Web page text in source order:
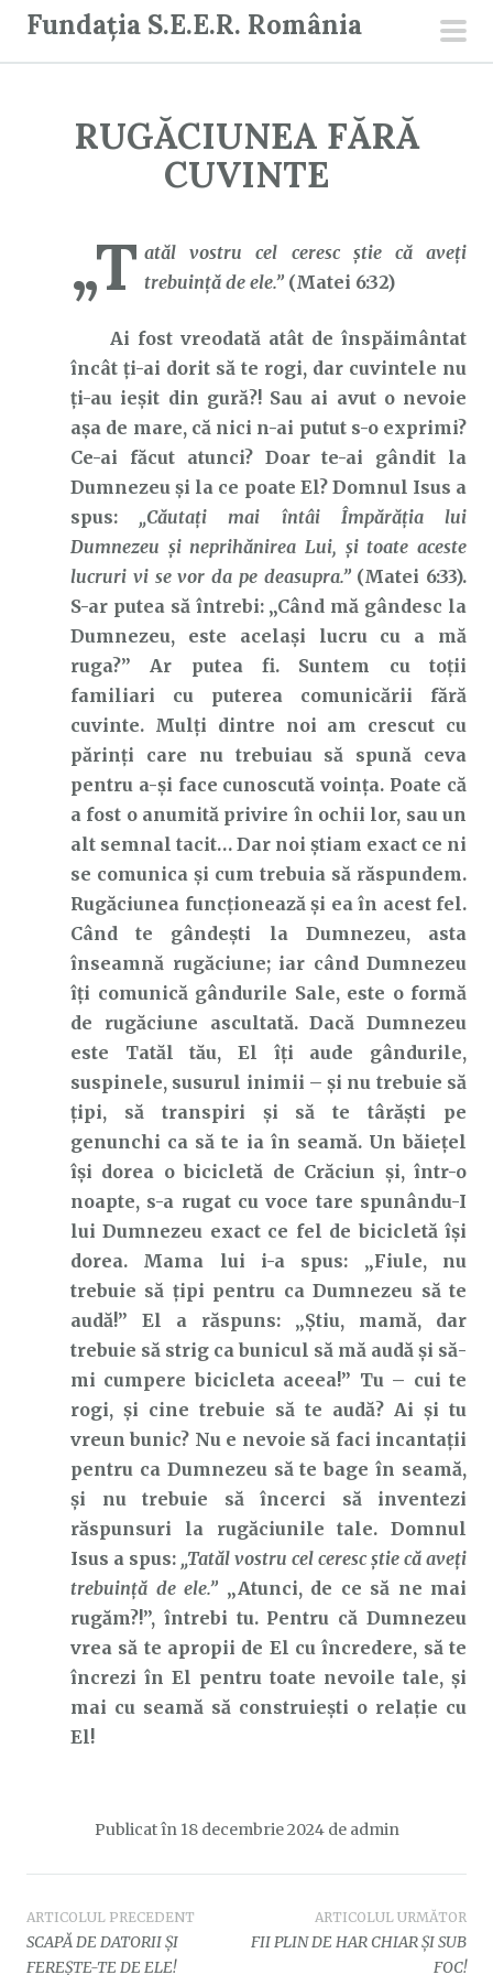
Fundația S.E.E.R. România
RUGĂCIUNEA FĂRĂ
CUVINTE
„T atăl vostru cel ceresc ştie că aveţi
trebuinţă de ele.” (Matei 6:32)
Ai fost vreodată atât de înspăimântat
încât ți-ai dorit să te rogi, dar cuvintele nu
ți-au ieșit din gură?! Sau ai avut o nevoie
așa de mare, că nici n-ai putut s-o exprimi?
Ce-ai făcut atunci? Doar te-ai gândit la
Dumnezeu și la ce poate El? Domnul Isus a
spus: „Căutaţi mai întâi Împărăţia
lui
Dumnezeu şi neprihănirea Lui, şi toate aceste
lucruri vi se vor da pe deasupra.” (Matei 6:33).
S-ar putea să întrebi: „Când mă gândesc la
Dumnezeu, este același lucru cu a mă
ruga?” Ar putea fi. Suntem cu toții
familiari cu puterea comunicării fără
cuvinte. Mulți dintre noi am crescut cu
părinți care nu trebuiau să spună ceva
pentru a-și face cunoscută voința. Poate că
a fost o anumită privire în ochii lor, sau un
alt semnal tacit… Dar noi știam exact ce ni
se comunica și cum trebuia să răspundem.
Rugăciunea funcționează și ea în acest fel.
Când te gândești la Dumnezeu, asta
înseamnă rugăciune; iar când Dumnezeu
îți comunică gândurile Sale, este o formă
de rugăciune ascultată. Dacă Dumnezeu
este Tatăl tău, El îți aude gândurile,
suspinele, susurul inimii – și nu trebuie să
țipi, să transpiri și să te târăști pe
genunchi ca să te ia în seamă. Un băiețel
își dorea o bicicletă de Crăciun și, într-o
noapte, s-a rugat cu voce tare spunându-I
lui Dumnezeu exact ce fel de bicicletă își
dorea. Mama lui i-a spus: „Fiule, nu
trebuie să țipi pentru ca Dumnezeu să te
audă!” El a răspuns: „Știu, mamă, dar
trebuie să strig ca bunicul să mă audă și să-
mi cumpere bicicleta aceea!” Tu – cui te
rogi, și cine trebuie să te audă? Ai și tu
vreun bunic? Nu e nevoie să faci incantații
pentru ca Dumnezeu să te bage în seamă,
și nu trebuie să încerci să inventezi
răspunsuri la rugăciunile tale. Domnul
Isus a spus: „Tatăl vostru cel ceresc ştie că aveţi
trebuinţă de ele.” „Atunci, de ce să ne mai
rugăm?!”, întrebi tu. Pentru că Dumnezeu
vrea să te apropii de El cu încredere, să te
încrezi în El pentru toate nevoile tale, și
mai cu seamă să construiești o relație cu
El!
Publicat în 18 decembrie 2024de admin
Navigare
ARTICOLUL PRECEDENT
SCAPĂ DE DATORII ȘI
FEREȘTE-TE DE ELE!
ARTICOLUL URMĂTOR
FII PLIN DE HAR CHIAR ȘI SUB
FOC!